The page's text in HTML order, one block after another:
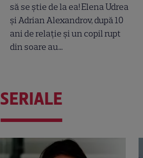
să se știe de la ea! Elena Udrea
și Adrian Alexandrov, după 10
ani de relație și un copil rupt
din soare au...
SERIALE